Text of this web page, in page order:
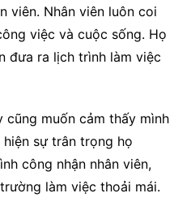
viên. Nhân viên luôn coi
việc và cuộc sống. Họ
đưa ra lịch trình làm việc
muốn cảm thấy mình
sự trân trọng họ
công nhận nhân viên,
làm việc thoải mái.